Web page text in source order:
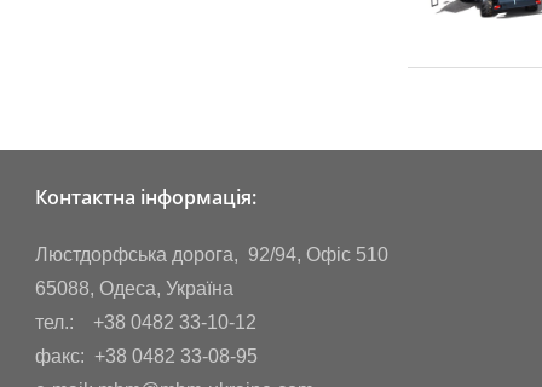
Контактна інформація:
Люстдорфська дорога, 92/94, Офіс 510
65088, Одеса, Україна
тел.: +38 0482 33-10-12
факс: +38 0482 33-08-95